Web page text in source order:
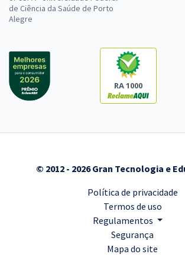
de Ciência da Saúde de Porto
Alegre
RA 1000
© 2012 - 2026 Gran Tecnologia e
Política de privacidade
Termos de uso
Regulamentos
Segurança
Mapa do site